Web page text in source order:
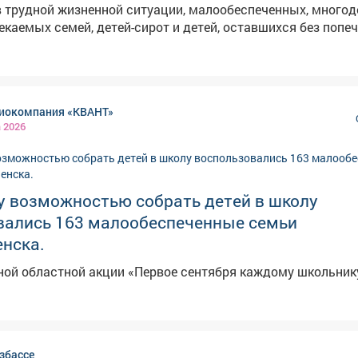
жизненной ситуации, малообеспеченных,
семей, детей-сирот и детей, оставшихся без
для учащихся 1 класса или перечислить
можно собрать портфели по списку
портфелей
🔹 Регистрация участия в акции по
содействия бизнесу Кузбасской ТПП: (3842) 777-
в представительстве Кузбасской ТПП в Новокузнецке -
«КВАНТ»
2026
возможностью собрать детей в школу
163 малообеспеченные семьи
областной акции «Первое сентября каждому